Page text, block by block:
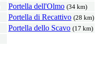
Portella dell'Olmo (34 km)
Portella di Recattivo (28 km)
Portella dello Scavo (17 km)